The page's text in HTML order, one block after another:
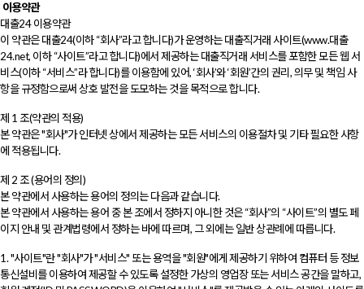
이용약관
대출24 이용약관
이 약관은 대출24(이하 “회사”라고 합니다)가 운영하는 대출직거래 사이트(www.대출
24.net, 이하 “사이트”라고 합니다)에서 제공하는 대출직거래 서비스를 포함한 모든 웹 서
비스(이하 “서비스”라 합니다)를 이용함에 있어, ‘회사’와 ‘회원’간의 권리, 의무 및 책임 사
항을 규정함으로써 상호 발전을 도모하는 것을 목적으로 합니다.
제 1 조(약관의 적용)
본 약관은 "회사"가 인터넷 상에서 제공하는 모든 서비스의 이용절차 및 기타 필요한 사항
에 적용됩니다.
제 2 조 (용어의 정의)
본 약관에서 사용하는 용어의 정의는 다음과 같습니다.
본 약관에서 사용하는 용어 중 본 조에서 정하지 아니한 것은 “회사”의 “사이트”의 별도 페
이지 안내 및 관계법령에서 정하는 바에 따르며, 그 외에는 일반 상관례에 따릅니다.
1. "사이트"란 "회사"가 "서비스" 또는 용역을 "회원"에게 제공하기 위하여 컴퓨터 등 정보
통신설비를 이용하여 제공할 수 있도록 설정한 가상의 영업장 또는 서비스 공간을 말하고,